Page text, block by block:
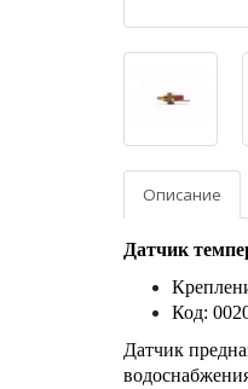
Описание
Датчик
Код:
Датчик